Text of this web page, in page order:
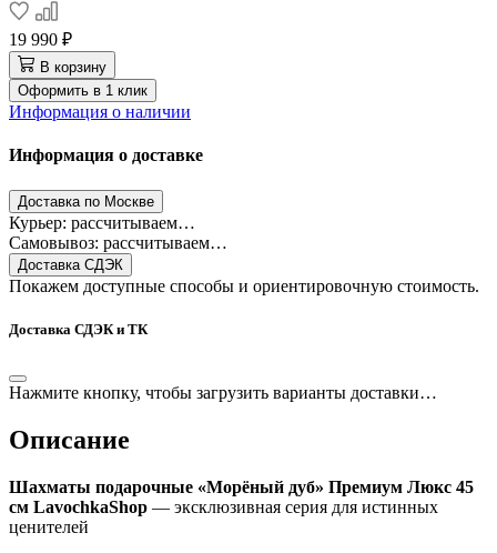
19 990 ₽
В корзину
Оформить в 1 клик
Информация о наличии
Информация о доставке
Доставка по Москве
Курьер: рассчитываем…
Самовывоз: рассчитываем…
Доставка СДЭК
Покажем доступные способы и ориентировочную стоимость.
Доставка СДЭК и ТК
Нажмите кнопку, чтобы загрузить варианты доставки…
Описание
Шахматы подарочные «Морёный дуб» Премиум Люкс 45
см LavochkaShop — эксклюзивная серия для истинных
ценителей